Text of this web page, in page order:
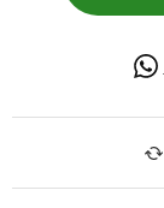
OFERTAS